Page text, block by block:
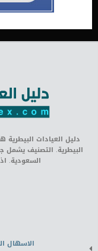
دليل العيادات
البيطرية. التصنيف يشمل
السعودية.
الاسهال